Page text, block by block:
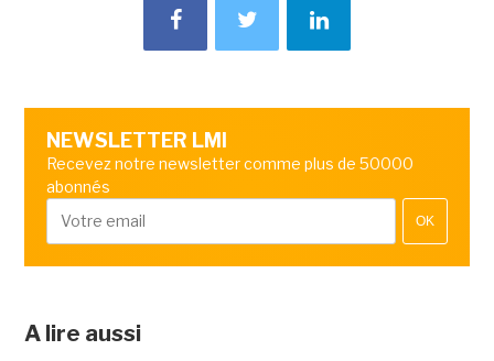
NEWSLETTER LMI
Recevez notre newsletter comme plus de 50000
abonnés
OK
A lire aussi